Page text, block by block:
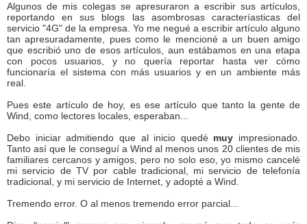
Algunos de mis colegas se apresuraron a escribir sus artículos,
reportando en sus blogs las asombrosas caracteríasticas del
servicio "4G" de la empresa. Yo me negué a escribir artículo alguno
tan apresuradamente, pues como le mencioné a un buen amigo
que escribió uno de esos artículos, aun estábamos en una etapa
con pocos usuarios, y no quería reportar hasta ver cómo
funcionaría el sistema con más usuarios y en un ambiente más
real.
Pues este artículo de hoy, es ese artículo que tanto la gente de
Wind, como lectores locales, esperaban...
Debo iniciar admitiendo que al inicio quedé muy impresionado.
Tanto así que le conseguí a Wind al menos unos 20 clientes de mis
familiares cercanos y amigos, pero no solo eso, yo mismo cancelé
mi servicio de TV por cable tradicional, mi servicio de telefonía
tradicional, y mi servicio de Internet, y adopté a Wind.
Tremendo error. O al menos tremendo error parcial...